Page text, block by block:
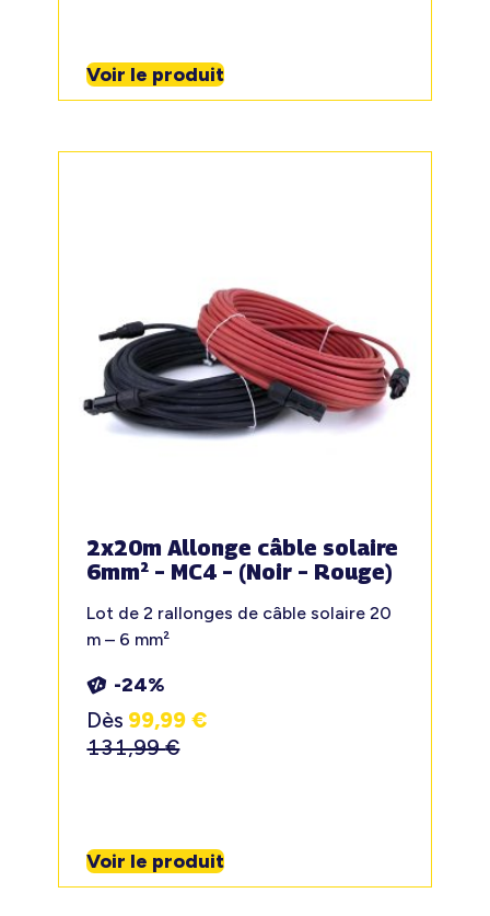
Voir le produit
2x20m Allonge câble solaire
6mm² – MC4 – (Noir – Rouge)
Lot de 2 rallonges de câble solaire 20
m – 6 mm²
-24%
Dès 99,99€
131,99€
Voir le produit